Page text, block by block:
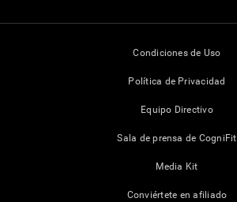
Condiciones de Uso
Política de Privacidad
Equipo Directivo
Sala de prensa de CogniFit
Media Kit
Conviértete en afiliado